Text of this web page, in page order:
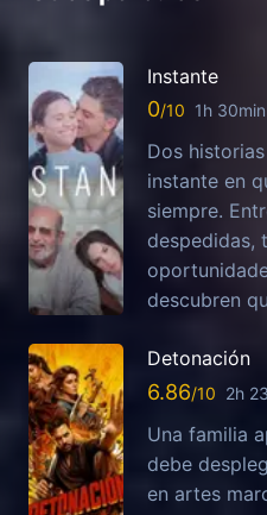
Instante
0 1h 30min
Dos
instante en
siempre.
despedidas,
descubren
Detonación
6.86 2h
Una familia
debe
en artes